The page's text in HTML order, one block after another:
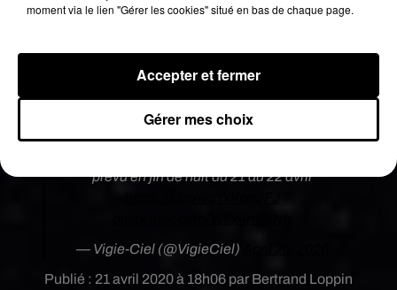
Publié : 21 avril 2020 à 18h06 par Bertrand Loppin
lune sera absente. Il ne vous reste plus qu’à
pas confinées ! È️
prévu en fin de nuit du 21 au 22 avril
— Vigie-Ciel (@VigieCiel)
moment via le lien "Gérer les cookies" situé en bas de chaque page.
Gérer mes choix
Accepter et fermer